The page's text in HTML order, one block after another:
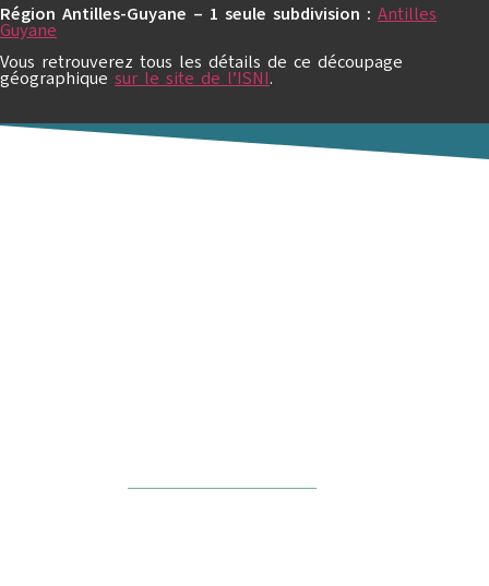
Région Antilles-Guyane – 1 seule subdivision : Antilles
Guyane
Vous retrouverez tous les détails de ce découpage
géographique sur le site de l’ISNI.